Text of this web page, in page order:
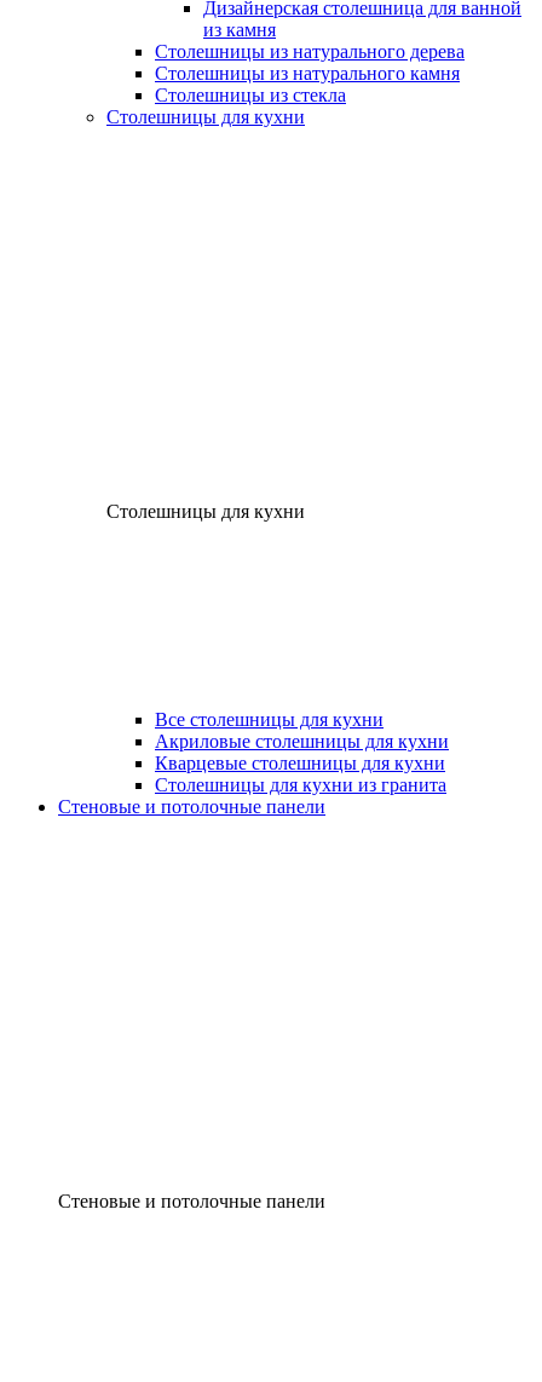
Дизайнерская столешница для ванной
из камня
Столешницы из натурального дерева
Столешницы из натурального камня
Столешницы из стекла
Столешницы для кухни
Столешницы для кухни
Все столешницы для кухни
Акриловые столешницы для кухни
Кварцевые столешницы для кухни
Столешницы для кухни из гранита
Стеновые и потолочные панели
Стеновые и потолочные панели